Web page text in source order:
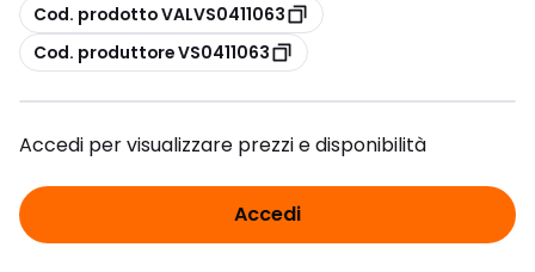
copia
Cod. prodotto VALVS0411063
copia
Cod. produttore VS0411063
Accedi per visualizzare prezzi e disponibilità
Accedi